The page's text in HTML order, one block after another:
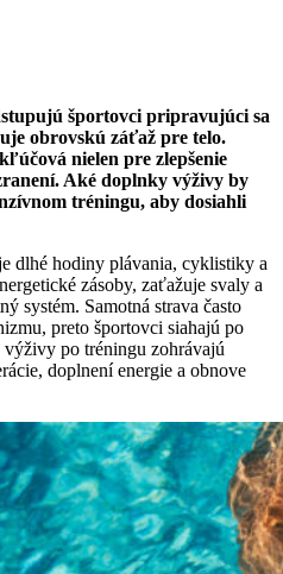
športovci pripravujúci sa
obrovskú záťaž pre telo.
nielen pre zlepšenie
Aké doplnky výživy by
tréningu, aby dosiahli
dlhé hodiny plávania, cyklistiky a
zásoby, zaťažuje svaly a
systém. Samotná strava často
preto športovci siahajú po
po tréningu zohrávajú
doplnení energie a obnove